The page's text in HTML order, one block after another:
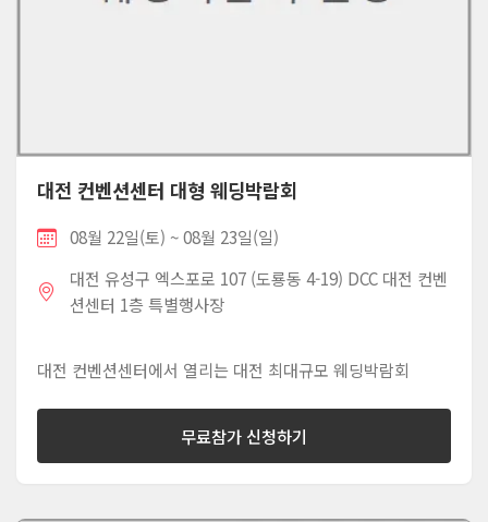
대전 컨벤션센터 대형 웨딩박람회
08월 22일(토) ~ 08월 23일(일)
대전 유성구 엑스포로 107 (도룡동 4-19) DCC 대전 컨벤
션센터 1층 특별행사장
대전 컨벤션센터에서 열리는 대전 최대규모 웨딩박람회
무료참가 신청하기